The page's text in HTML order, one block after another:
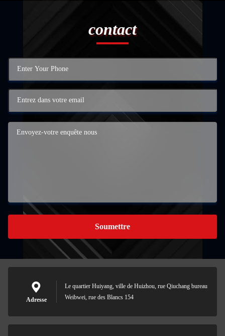
contact
Soumettre
Adresse
Le quartier Huiyang, ville de Huizhou, rue Qiuchang bureau
Weibwei, rue des Blancs 154